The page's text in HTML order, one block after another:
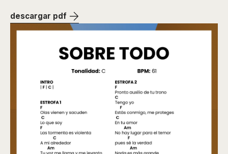
descargar pdf